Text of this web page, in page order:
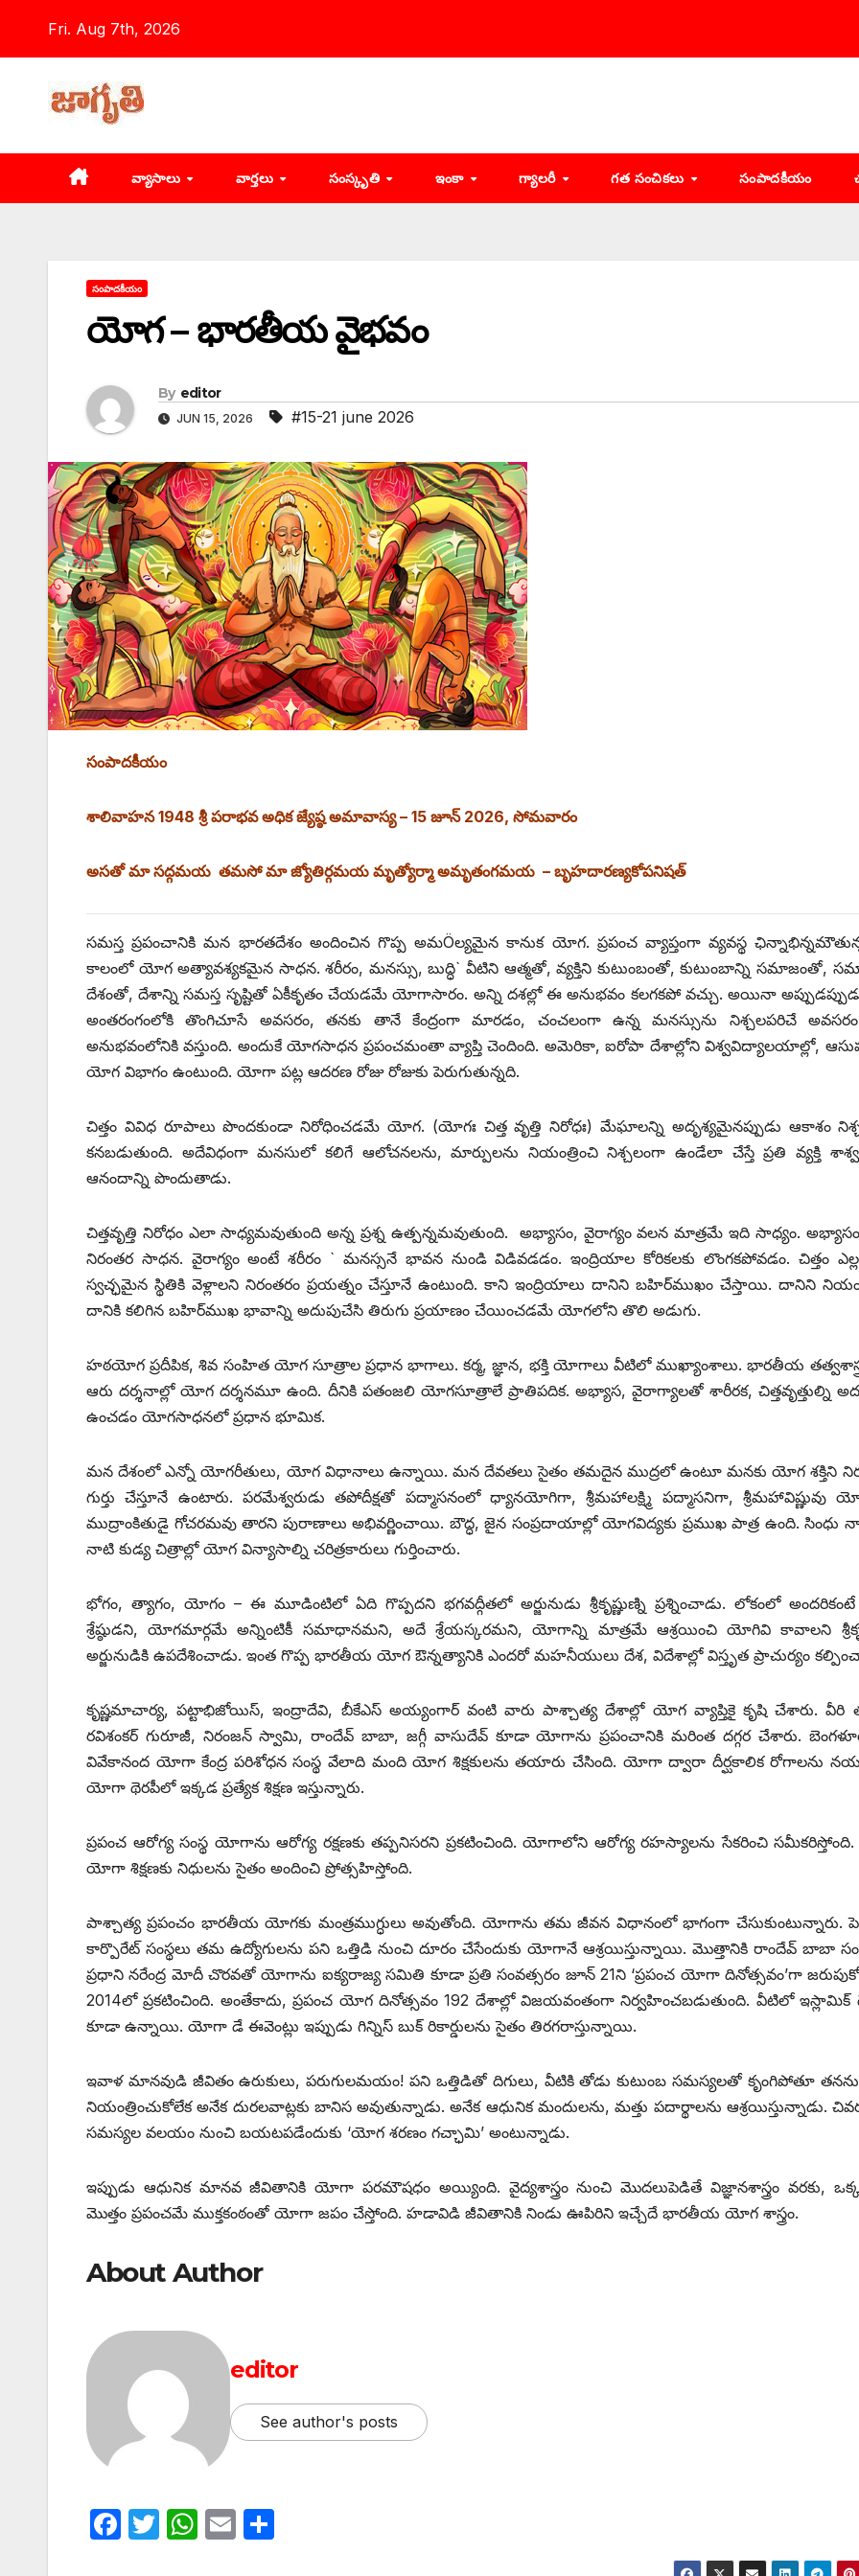
Fri. Aug 7th, 2026
వ్యాసాలు వార్తలు సంస్కృతి ఇంకా గ్యాలరీ గత సంచికలు సంపాదకీయం
సంపాదకీయం
యోగ – భారతీయ వైభవం
By editor
JUN 15, 2026 #15-21 june 2026
సంపాదకీయం
శాలివాహన 1948 శ్రీ పరాభవ అధిక జ్యేష్ఠ అమావాస్య – 15 జూన్ 2026, సోమవారం
అసతో మా సద్గమయ తమసో మా జ్యోతిర్గమయ మృత్యోర్మా అమృతంగమయ – బృహదారణ్యకోపనిషత్
సమస్త ప్రపంచానికి మన భారతదేశం అందించిన గొప్ప అమÖల్యమైన కానుక యోగ. ప్రపంచ వ్యాప్తంగా వ్యవస్థ
కాలంలో యోగ అత్యావశ్యకమైన సాధన. శరీరం, మనస్సు, బుద్ధి` వీటిని ఆత్మతో, వ్యక్తిని కుటుంబంతో, కుటుంబాన్ని సమాజంతో,
దేశంతో, దేశాన్ని సమస్త సృష్టితో ఏకీకృతం చేయడమే యోగాసారం. అన్ని దశల్లో ఈ అనుభవం కలగకపో వచ్చు. అయినా
అంతరంగంలోకి తొంగిచూసే అవసరం, తనకు తానే కేంద్రంగా మారడం, చంచలంగా ఉన్న మనస్సును నిశ్చలపరిచే
అనుభవంలోనికి వస్తుంది. అందుకే యోగసాధన ప్రపంచమంతా వ్యాప్తి చెందింది. అమెరికా, ఐరోపా దేశాల్లోని విశ్వవిద్యాలయాల్లో,
యోగ విభాగం ఉంటుంది. యోగా పట్ల ఆదరణ రోజు రోజుకు పెరుగుతున్నది.
చిత్తం వివిధ రూపాలు పొందకుండా నిరోధించడమే యోగ. (యోగః చిత్త వృత్తి నిరోధః) మేఘాలన్ని అదృశ్యమైనప్పుడు ఆకాశం
కనబడుతుంది. అదేవిధంగా మనసులో కలిగే ఆలోచనలను, మార్పులను నియంత్రించి నిశ్చలంగా ఉండేలా చేస్తే ప్రతి వ్యక్తి
ఆనందాన్ని పొందుతాడు.
చిత్తవృత్తి నిరోధం ఎలా సాధ్యమవుతుంది అన్న ప్రశ్న ఉత్పన్నమవుతుంది. అభ్యాసం, వైరాగ్యం వలన మాత్రమే ఇది సాధ్యం.
నిరంతర సాధన. వైరాగ్యం అంటే శరీరం ` మనస్సనే భావన నుండి విడివడడం. ఇంద్రియాల కోరికలకు లొంగకపోవడం. చిత్తం
స్వచ్ఛమైన స్థితికి వెళ్లాలని నిరంతరం ప్రయత్నం చేస్తూనే ఉంటుంది. కాని ఇంద్రియాలు దానిని బహిర్‌ముఖం చేస్తాయి. దానిని
దానికి కలిగిన బహిర్‌ముఖ భావాన్ని అదుపుచేసి తిరుగు ప్రయాణం చేయించడమే యోగలోని తొలి అడుగు.
హఠయోగ ప్రదీపిక, శివ సంహిత యోగ సూత్రాల ప్రధాన భాగాలు. కర్మ, జ్ఞాన, భక్తి యోగాలు వీటిలో ముఖ్యాంశాలు. భారతీయ
ఆరు దర్శనాల్లో యోగ దర్శనమూ ఉంది. దీనికి పతంజలి యోగసూత్రాలే ప్రాతిపదిక. అభ్యాస, వైరాగ్యాలతో శారీరక, చిత్తవృత్తుల్ని
ఉంచడం యోగసాధనలో ప్రధాన భూమిక.
మన దేశంలో ఎన్నో యోగరీతులు, యోగ విధానాలు ఉన్నాయి. మన దేవతలు సైతం తమదైన ముద్రలో ఉంటూ మనకు యోగ శక్తిని
గుర్తు చేస్తూనే ఉంటారు. పరమేశ్వరుడు తపోదీక్షతో పద్మాసనంలో ధ్యానయోగిగా, శ్రీమహాలక్ష్మి పద్మాసనిగా, శ్రీమహావిష్ణువు
ముద్రాంకితుడై గోచరమవు తారని పురాణాలు అభివర్ణించాయి. బౌద్ధ, జైన సంప్రదాయాల్లో యోగవిద్యకు ప్రముఖ పాత్ర ఉంది. సింధు
నాటి కుడ్య చిత్రాల్లో యోగ విన్యాసాల్ని చరిత్రకారులు గుర్తించారు.
భోగం, త్యాగం, యోగం – ఈ మూడింటిలో ఏది గొప్పదని భగవద్గీతలో అర్జునుడు శ్రీకృష్ణుణ్ని ప్రశ్నించాడు. లోకంలో
శ్రేష్ఠుడని, యోగమార్గమే అన్నింటికీ సమాధానమని, అదే శ్రేయస్కరమని, యోగాన్ని మాత్రమే ఆశ్రయించి యోగివి కావాలని
అర్జునుడికి ఉపదేశించాడు. ఇంత గొప్ప భారతీయ యోగ ఔన్నత్యానికి ఎందరో మహనీయులు దేశ, విదేశాల్లో విస్తృత ప్రాచుర్యం
కృష్ణమాచార్య, పట్టాభిజోయిస్, ఇంద్రాదేవి, బీకేఎస్ అయ్యంగార్ వంటి వారు పాశ్చాత్య దేశాల్లో యోగ వ్యాప్తికై కృషి చేశారు. వీరి
రవిశంకర్ గురూజీ, నిరంజన్ స్వామి, రాందేవ్ బాబా, జగ్గీ వాసుదేవ్ కూడా యోగాను ప్రపంచానికి మరింత దగ్గర చేశారు.
వివేకానంద యోగా కేంద్ర పరిశోధన సంస్థ వేలాది మంది యోగ శిక్షకులను తయారు చేసింది. యోగా ద్వారా దీర్ఘకాలిక రోగాలను
యోగా థెరపీలో ఇక్కడ ప్రత్యేక శిక్షణ ఇస్తున్నారు.
ప్రపంచ ఆరోగ్య సంస్థ యోగాను ఆరోగ్య రక్షణకు తప్పనిసరని ప్రకటించింది. యోగాలోని ఆరోగ్య రహస్యాలను సేకరించి సమీకరిస్తోంది.
యోగా శిక్షణకు నిధులను సైతం అందించి ప్రోత్సహిస్తోంది.
పాశ్చాత్య ప్రపంచం భారతీయ యోగకు మంత్రముగ్ధులు అవుతోంది. యోగాను తమ జీవన విధానంలో భాగంగా చేసుకుంటున్నారు.
కార్పొరేట్ సంస్థలు తమ ఉద్యోగులను పని ఒత్తిడి నుంచి దూరం చేసేందుకు యోగానే ఆశ్రయిస్తున్నాయి. మొత్తానికి రాందేవ్ బాబా
ప్రధాని నరేంద్ర మోదీ చొరవతో యోగాను ఐక్యరాజ్య సమితి కూడా ప్రతి సంవత్సరం జూన్ 21ని ‘ప్రపంచ యోగా దినోత్సవం’గా
2014లో ప్రకటించింది. అంతేకాదు, ప్రపంచ యోగ దినోత్సవం 192 దేశాల్లో విజయవంతంగా నిర్వహించబడుతుంది. వీటిలో ఇస్లామిక్
కూడా ఉన్నాయి. యోగా డే ఈవెంట్లు ఇప్పుడు గిన్నిస్ బుక్ రికార్డులను సైతం తిరగరాస్తున్నాయి.
ఇవాళ మానవుడి జీవితం ఉరుకులు, పరుగులమయం! పని ఒత్తిడితో దిగులు, వీటికి తోడు కుటుంబ సమస్యలతో కృంగిపోతూ
నియంత్రించుకోలేక అనేక దురలవాట్లకు బానిస అవుతున్నాడు. అనేక ఆధునిక మందులను, మత్తు పదార్థాలను ఆశ్రయిస్తున్నాడు.
సమస్యల వలయం నుంచి బయటపడేందుకు ‘యోగ శరణం గచ్ఛామి’ అంటున్నాడు.
ఇప్పుడు ఆధునిక మానవ జీవితానికి యోగా పరమౌషధం అయ్యింది. వైద్యశాస్త్రం నుంచి మొదలుపెడితే విజ్ఞానశాస్త్రం వరకు,
మొత్తం ప్రపంచమే ముక్తకంఠంతో యోగా జపం చేస్తోంది. హడావిడి జీవితానికి నిండు ఊపిరిని ఇచ్చేదే భారతీయ యోగ శాస్త్రం.
About Author
editor
See author's posts
F
T
W E